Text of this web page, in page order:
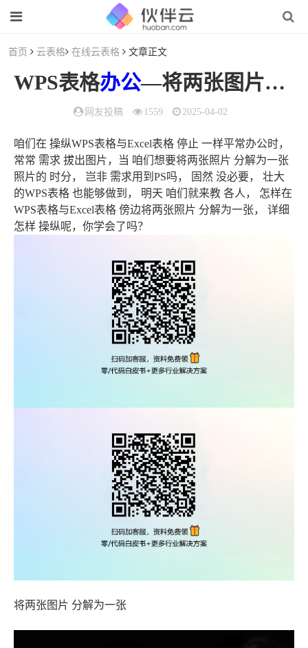
首页 云表格 在线云表格 文章正文
WPS表格办公—将两张图片合成为一张（wps文档怎么把两张图片合成一张）
网友投稿 1559 2025-04-02
咱们在 操纵WPS表格与Excel表格 停止 一样平常办公时，
常常 需求 拔出图片，当 咱们想要将两张照片 分解为一张
照片的 时分， 岂非 需求用到PS吗， 固然 没必要， 壮大
的WPS表格 也能够做到， 明天 咱们就来教 各人， 怎样在
WPS表格与Excel表格 傍边将两张照片 分解为一张， 详细
怎样 操纵呢，你学会了吗？
将两张图片 分解为一张